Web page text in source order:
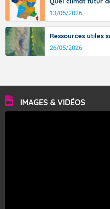
13/05/2026
Ressources utiles
26/05/2026
IMAGES & VIDÉOS